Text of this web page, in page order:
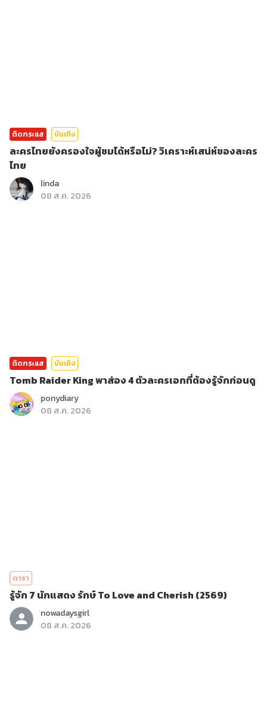
ติดกระแส บันเทิง
ละครไทยยังครองใจผู้ชมได้หรือไม่? วิเคราะห์เสน่ห์ของละคร
ไทย
linda
08 ส.ค. 2026
ติดกระแส บันเทิง
Tomb Raider King พาส่อง 4 ตัวละครเอกที่ต้องรู้จักก่อนดู
ponydiary
08 ส.ค. 2026
ดารา
รู้จัก 7 นักแสดง รักษ์ To Love and Cherish (2569)
nowadaysgirl
08 ส.ค. 2026